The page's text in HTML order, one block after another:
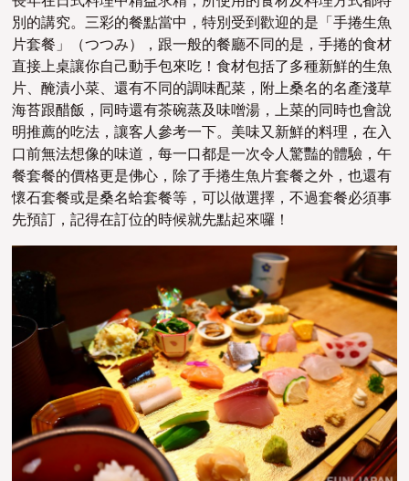
別的講究。三彩的餐點當中，特別受到歡迎的是「手捲生魚
片套餐」（つつみ），跟一般的餐廳不同的是，手捲的食材
直接上桌讓你自己動手包來吃！食材包括了多種新鮮的生魚
片、醃漬小菜、還有不同的調味配菜，附上桑名的名產淺草
海苔跟醋飯，同時還有茶碗蒸及味噌湯，上菜的同時也會說
明推薦的吃法，讓客人參考一下。美味又新鮮的料理，在入
口前無法想像的味道，每一口都是一次令人驚豔的體驗，午
餐套餐的價格更是佛心，除了手捲生魚片套餐之外，也還有
懷石套餐或是桑名蛤套餐等，可以做選擇，不過套餐必須事
先預訂，記得在訂位的時候就先點起來囉！